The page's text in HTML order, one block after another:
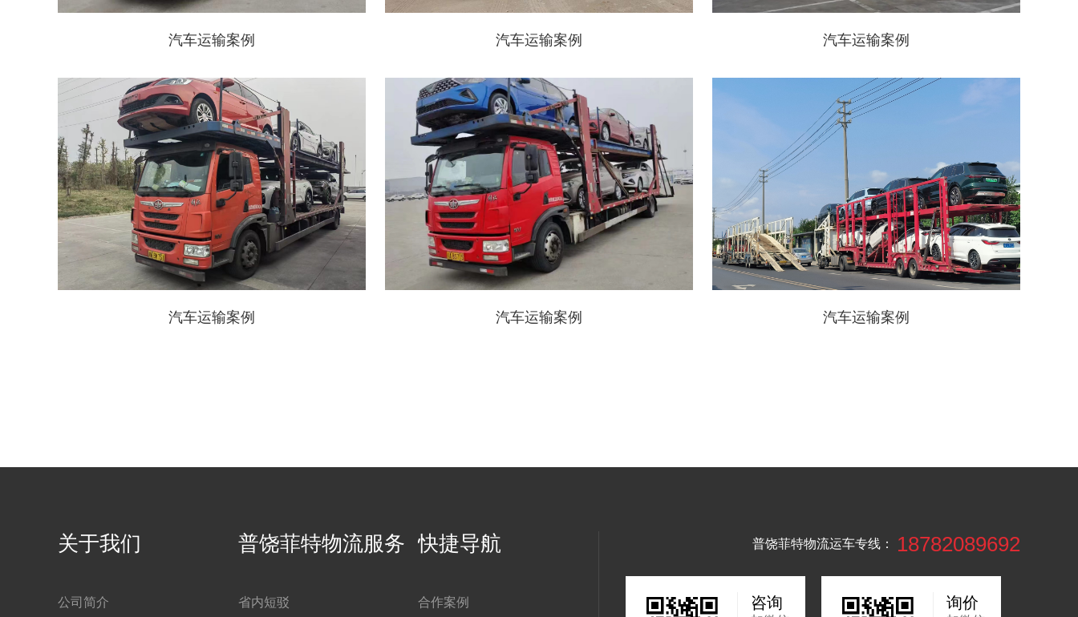
汽车运输案例 汽车运输案例 汽车运输案例
汽车运输案例 汽车运输案例 汽车运输案例
关于我们
公司简介
普饶菲特物流服务
省内短驳
快捷导航
合作案例
普饶菲特物流运车专线： 18782089692
咨询 询价